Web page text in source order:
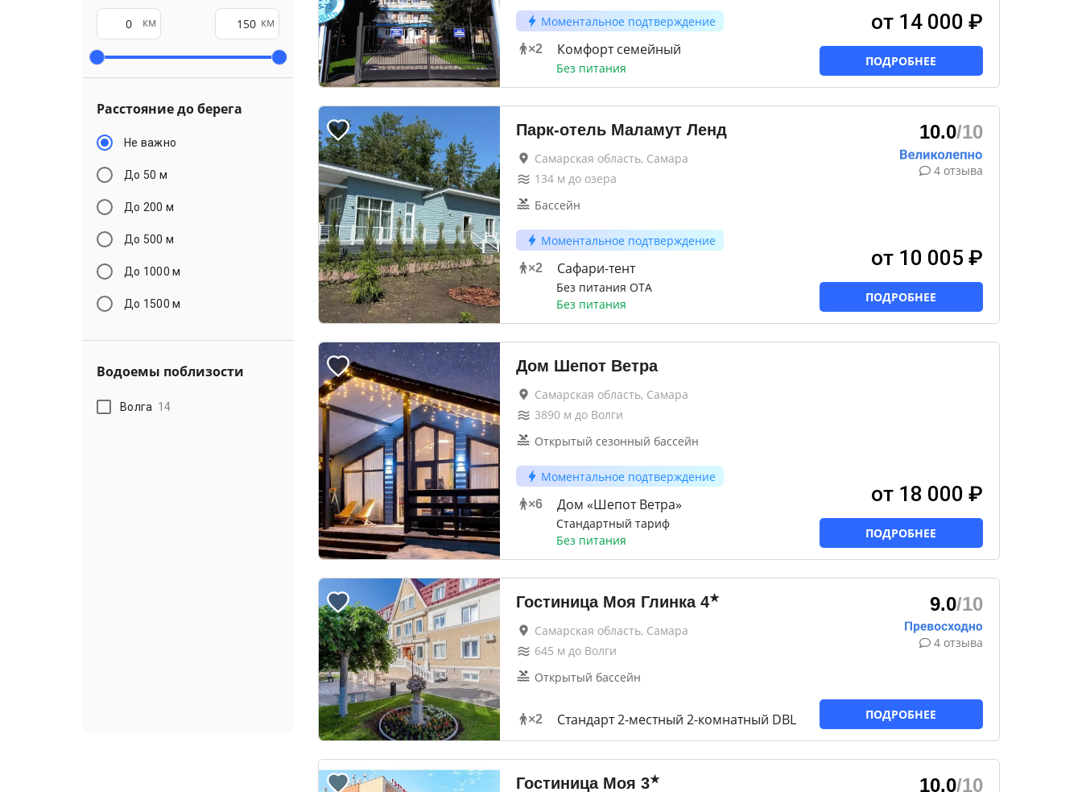
км км
Расстояние до берега
Не важно
До 50 м
До 200 м
До 500 м
До 1000 м
До 1500 м
Водоемы поблизости
Волга 14
Моментальное подтверждение
×2 Комфорт семейный
Без питания
от 14 000 ₽
ПОДРОБНЕЕ
Парк-отель Маламут Ленд
Самарская область, Самара
134м до озера
Бассейн
Моментальное подтверждение
×2 Сафари-тент
Без питания ОТА
Без питания
10.0/10
4 отзыва
от 10 005 ₽
ПОДРОБНЕЕ
Дом Шепот Ветра
Самарская область, Самара
3890м до Волги
Открытый сезонный бассейн
Моментальное подтверждение
×6 Дом «Шепот Ветра»
Стандартный тариф
Без питания
от 18 000 ₽
ПОДРОБНЕЕ
Гостиница Моя Глинка 4★
Самарская область, Самара
645 м до Волги
Открытый бассейн
×2 Стандарт 2-местный 2-комнатный DBL
9.0/10
4 отзыва
ПОДРОБНЕЕ
Гостиница Моя 3★ 10.0/10